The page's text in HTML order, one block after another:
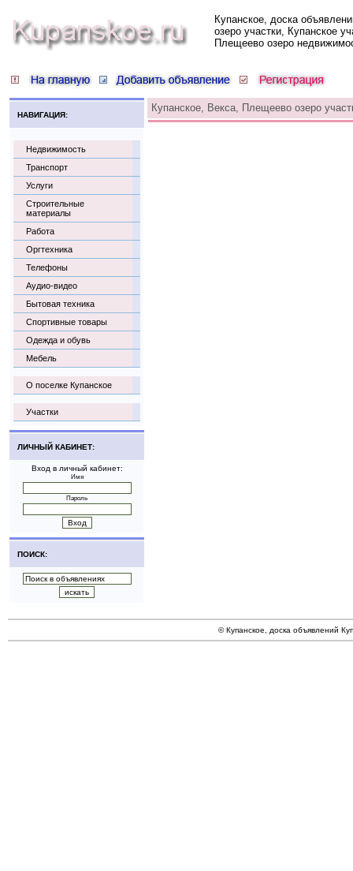
Купанское, доска
озеро участки, Купанское
Плещеево озеро
НАВИГАЦИЯ:
Недвижимость
Транспорт
Услуги
Строительные
материалы
Работа
Оргтехника
Телефоны
Аудио-видео
Бытовая техника
Спортивные товары
Одежда и обувь
Мебель
О поселке Купанское
Участки
ЛИЧНЫЙ КАБИНЕТ:
Вход в личный кабинет:
Имя
Пароль
ПОИСК:
Купанское, Векса, Плещеево озеро
© Купанское, доска объявлений